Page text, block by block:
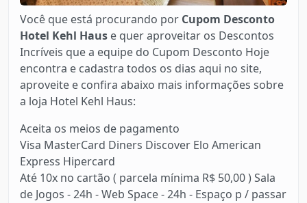
Você que está procurando por Cupom Desconto
Hotel Kehl Haus e quer aproveitar os Descontos
Incríveis que a equipe do Cupom Desconto Hoje
encontra e cadastra todos os dias aqui no site,
aproveite e confira abaixo mais informações sobre
a loja Hotel Kehl Haus:
Aceita os meios de pagamento
Visa MasterCard Diners Discover Elo American
Express Hipercard
Até 10x no cartão ( parcela mínima R$ 50,00 ) Sala
de Jogos - 24h - Web Space - 24h - Espaço p / passar